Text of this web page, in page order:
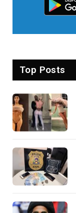
Top Posts